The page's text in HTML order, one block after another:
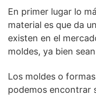
En primer lugar lo
material es que da
existen en el
moldes, ya bien
Los moldes o
podemos encontrar